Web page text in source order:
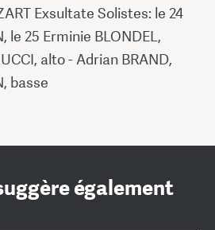
Exsultate Solistes: le 24
le 25 Erminie BLONDEL,
alto - Adrian BRAND,
basse
également